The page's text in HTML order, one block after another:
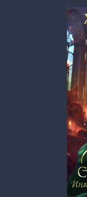
МОНСТР!
(ХЭЛЯ
ХАРМОН)